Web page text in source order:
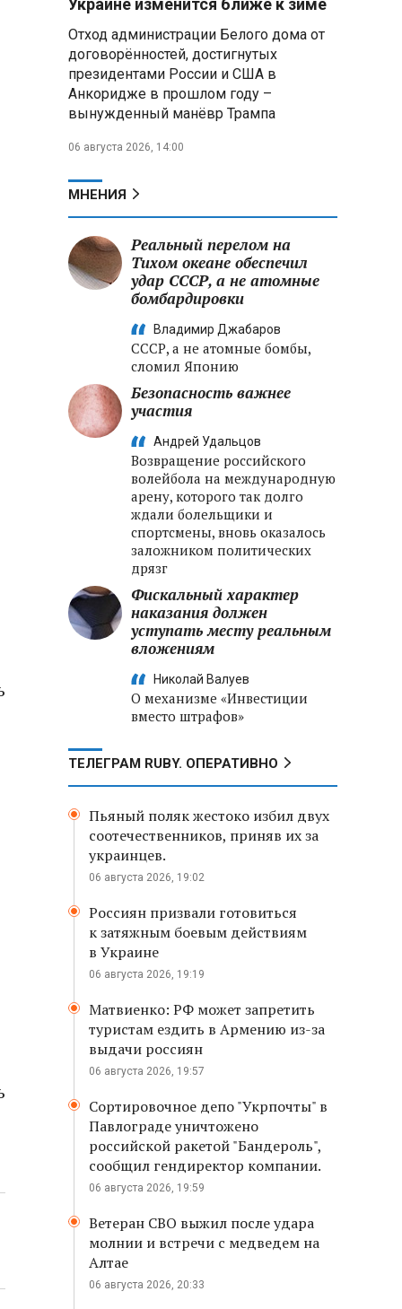
Президент Алжира готовится
к визиту в Беларусь — МИД
Алжира
300 жителей Курской области,
неизвестной
Второй энергоблок БелАЭС
вновь вышел на номинальную
мощность после диагностики
оборудования
Украине изменится ближе к зиме
Отход администрации Белого дома от
договорённостей, достигнутых
президентами России и США в
Анкоридже в прошлом году –
вынужденный манёвр Трампа
06 августа 2026, 14:00
МНЕНИЯ
Реальный перелом на
Тихом океане обеспечил
удар СССР, а не атомные
бомбардировки
Владимир Джабаров
СССР, а не атомные бомбы,
сломил Японию
Безопасность важнее
участия
Андрей Удальцов
Возвращение российского
волейбола на международную
арену, которого так долго
ждали болельщики и
спортсмены, вновь оказалось
заложником политических
дрязг
Фискальный характер
наказания должен
уступать месту реальным
вложениям
Николай Валуев
О механизме «Инвестиции
вместо штрафов»
ТЕЛЕГРАМ RUBY. ОПЕРАТИВНО
Пьяный поляк жестоко избил двух
соотечественников, приняв их за
украинцев.
06 августа 2026, 19:02
Россиян призвали готовиться
к затяжным боевым действиям
в Украине
06 августа 2026, 19:19
Матвиенко: РФ может запретить
туристам ездить в Армению из-за
выдачи россиян
06 августа 2026, 19:57
Сортировочное депо "Укрпочты" в
Павлограде уничтожено
российской ракетой "Бандероль",
сообщил гендиректор компании.
06 августа 2026, 19:59
Ветеран СВО выжил после удара
молнии и встречи с медведем на
Алтае
06 августа 2026, 20:33